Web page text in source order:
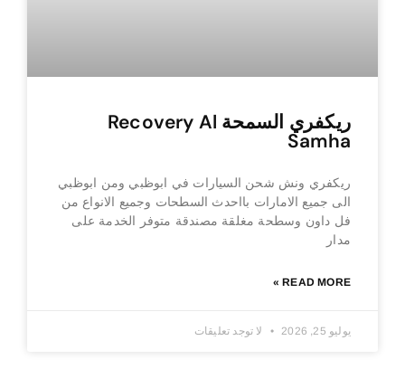
ريكفري السمحة Recovery Al
Samha
ريكفري ونش شحن السيارات في ابوظبي ومن ابوظبي
الى جميع الامارات بااحدث السطحات وجميع الانواع من
فل داون وسطحة مغلقة مصندقة متوفر الخدمة على
مدار
READ MORE »
يوليو 25, 2026 لا توجد تعليقات